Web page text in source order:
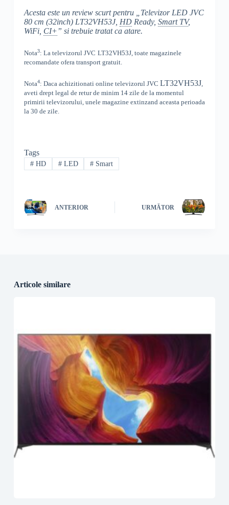
Acesta este un review scurt pentru „Televizor LED JVC
80 cm (32inch) LT32VH53J, HDReady, Smart TV,
WiFi, CI+” si trebuie tratat ca atare.
Nota3: La televizorul JVC LT32VH53J, toatemagazinele
recomandate ofera transport gratuit.
Nota4: Daca achizitionati online televizorul JVC LT32VH53J,
aveti drept legal de retur de minim 14 zile de la momentul
primirii televizorului, unele magazine extinzand aceasta perioada
la 30 de zile.
Tags
#HD #LED # Smart
ANTERIOR URMĂTOR
Articole similare